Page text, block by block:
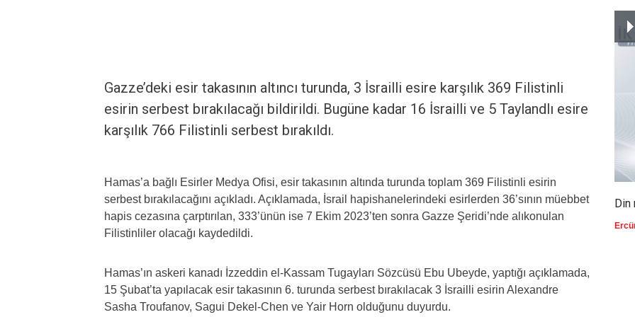
Gazze’deki esir takasının altıncı turunda, 3 İsrailli esire karşılık 369 Filistinli
esirin serbest bırakılacağı bildirildi. Bugüne kadar 16 İsrailli ve 5 Taylandlı esire
karşılık 766 Filistinli serbest bırakıldı.
Hamas’a bağlı Esirler Medya Ofisi, esir takasının altında turunda toplam 369 Filistinli esirin
serbest bırakılacağını açıkladı. Açıklamada, İsrail hapishanelerindeki esirlerden 36’sının müebbet
hapis cezasına çarptırılan, 333’ünün ise 7 Ekim 2023’ten sonra Gazze Şeridi’nde alıkonulan
Filistinliler olacağı kaydedildi.
Hamas’ın askeri kanadı İzzeddin el-Kassam Tugayları Sözcüsü Ebu Ubeyde, yaptığı açıklamada,
15 Şubat’ta yapılacak esir takasının 6. turunda serbest bırakılacak 3 İsrailli esirin Alexandre
Sasha Troufanov, Sagui Dekel-Chen ve Yair Horn olduğunu duyurdu.
Din